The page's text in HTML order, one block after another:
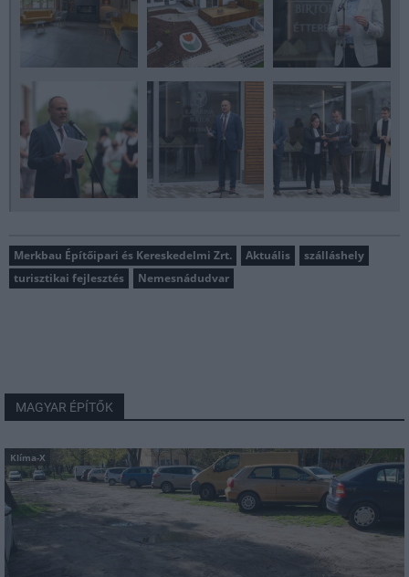
Merkbau Építőipari és Kereskedelmi Zrt. Aktuális
szálláshely
turisztikai fejlesztés
Nemesnádudvar
MAGYAR ÉPÍTŐK
Klíma-X